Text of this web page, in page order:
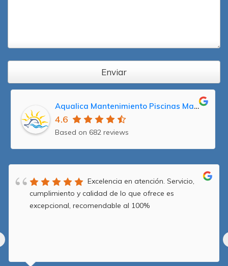
Enviar
Aqualica Mantenimiento Piscinas Madrid, Reparación y Servicio Técnico Averías
4.6
Based on 682 reviews
Excelencia en atención. Servicio,
cumplimiento y calidad de lo que ofrece es
excepcional, recomendable al 100%